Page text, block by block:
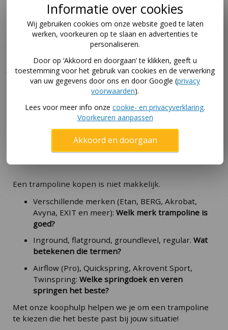
levensduur van je trampoline aanzienlijk en
hoef je niet alles te vervangen.
Specificaties
Handleiding
Download hier de handleidingen voor dit product via
Een trampoline kopen is niet makkelijk.
Verschillende merken (Etan, BERG, Akrobat,
Avyna, EXIT en meer): Welk merk trampoline is
goed?
Inground, flatground, groundlevel, regular. Wat
betekenen die termen?
Airflow (Pro), Quickspring, Akrovent Sport,
Twinspring: Welke springdoek en veren
springen het beste?
Met onze koophulp helpen we je om een trampoline
te kiezen die het beste past bij jouw situatie!
Informatie over cookies
Wij gebruiken cookies om onze website goed te laten
werken, voorkeuren op te slaan en advertenties te
personaliseren.
Door op ‘Akkoord en doorgaan’ te klikken, geeft u
toestemming voor het gebruik van cookies en de verwerking
van uw gegevens door ons en door Google (privacy
voorwaarden).
Lees voor meer info onze cookie- en privacyverklaring.
Voorkeuren aanpassen
Akkoord en doorgaan